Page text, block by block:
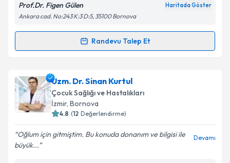
Kişisel verilerimin işlenmesine ilişkin
Metni'ni okudum ve kişisel verilerimin belirtilen
kapsamda işlenmesini kabul ediyorum.
Prof.Dr. Figen Gülen Haritada Göster
Ankara cad. No:243 K:3 D:5, 35100 Bornova
Randevu Talep Et
Randevu Takvimi Talebi
Prof. Dr. Figen Güleniçin randevu takvimi talebi
oluşturun. Size bu uzmandan randevu almanız için bir
takvim hazırlandığında e-posta ile bilgilendireceğiz.
Uzm. Dr. Sinan Kurtul
Çocuk Sağlığı ve Hastalıkları
İzmir, Bornova
4.8 (12 Değerlendirme)
Oğlum için gitmiştim. Bu konuda donanım ve bilgisi ile
büyük...
Devamı